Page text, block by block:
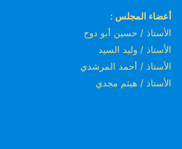
أعضاء المجلس :
الأستاذ / حسين أبو دوح
الأستاذ / وليد السيد
الأستاذ / أحمد المرشدي
الأستاذ / هيثم مجدي